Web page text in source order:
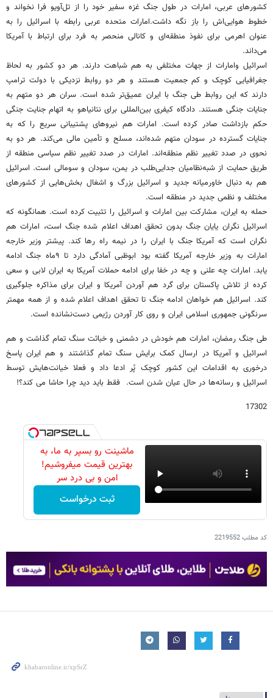
کشورهای عربی، امارات در طول جنگ غزه سفیر خود را از تل‌آویو فرا نخواند و
خطوط هوایی‌اش را باز نگه داشت.امارات متحده عربی رابطه با اسرائیل را به
عنوان اهرمی برای نفوذ منطقه‌ای و کانالی منحصر به فرد برای ارتباط با آمریکا
می‌داند.
اسرائیل وامارات از جهات مختلفی به هم شباهت دارند. هر دو کشور به لحاظ
جغرافیایی کوچک و کم جمعیت هستند و هر دو روابط نزدیکی با دولت ترامپ
دارند که این روابط طی جنگ با ایران عمیق‌تر شده است. سران هر دو متهم به
جنایات جنگی هستند. دادگاه کیفری بین‌المللی برای نتانیاهو به اتهام جنایت جنگی
حکم بازداشت صادر کرده است. امارات هم نیروهای پشتیبانی سریع را که به
جنایات گسترده در سودان متهم شده‌اند، مسلح و تأمین مالی می‌کند. هر دو به
نحوی در صدد تغییر نظم منطقه‌اند. امارات در صدد تغییر نظم سیاسی منطقه از
طریق حمایت از شبه‌نظامیان جدایی‌طلب در یمن، سودان و سومالی است. اسرائیل
هم به دنبال خاورمیانه جدید و اسرائیل بزرگ و اشغال بخش‌هایی از کشورهای
مختلف و نظمی جدید در منطقه است.
حمله به ایران، مشارکت بین امارات و اسرائیل را تثبیت کرده است. همانگونه که
اسرائیل نگران یایان جنگ بدون تحقق اهداف اعلام شده جنگ است، امارات هم
نگران است که آمریکا جنگ با ایران را در نیمه راه رها کند. پیشتر وزیر خارجه
امارات به وزیر خارجه آمریکا گفته بود ابوظبی آمادگی دارد تا ۹ماه جنگ ادامه
یابد. امارات چه علنی و چه در خفا برای ادامه حملات آمریکا به ایران لابی و سعی
کرده از تلاش پاکستان برای گرد هم آوردن آمریکا و ایران برای مذاکره جلوگیری
کند. اسرائیل هم خواهان ادامه جنگ تا تحقق اهداف اعلام شده و از همه مهمتر
سرنگونی جمهوری اسلامی ایران و روی کار آوردن رژیمی دست‌نشانده است.
طی جنگ رمضان، امارات هم خودش در دشمنی و خباثت سنگ تمام گذاشت و هم
اسرائیل و آمریکا در ارسال کمک برایش سنگ تمام گذاشتند و هم ایران پاسخ
درخوری به اقدامات این کشور کوچک پُر ادعا داد و فعلا خیانت‌هایش توسط
اسرائیل و رسانه‌ها در حال عیان شدن است. فقط باید دید چرا حاشا می کند؟!
17302
ماشینت رو بسپر به ما، به
بهترین قیمت میفروشیم!
امن و بی درد سر
ثبت درخواست
کد مطلب2219552